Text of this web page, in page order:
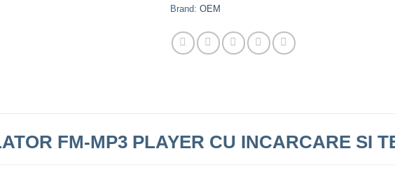
Brand: OEM
FM-MP3 PLAYER CU INCARCARE SI